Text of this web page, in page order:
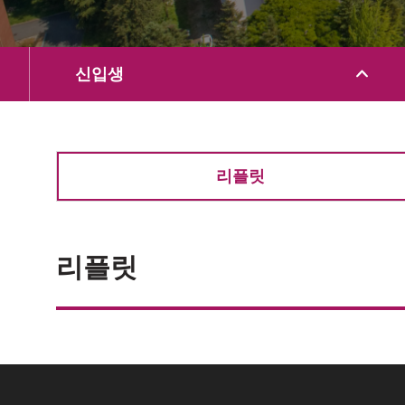
신입생
리플릿
리플릿